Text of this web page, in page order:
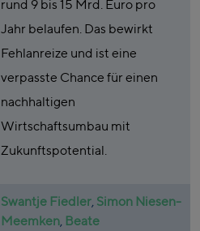
rund 9 bis 15 Mrd. Euro pro
Jahr belaufen. Das bewirkt
Fehlanreize und ist eine
verpasste Chance für einen
nachhaltigen
Wirtschaftsumbau mit
Zukunftspotential.
Swantje Fiedler, Simon Niesen-
Meemken, Beate